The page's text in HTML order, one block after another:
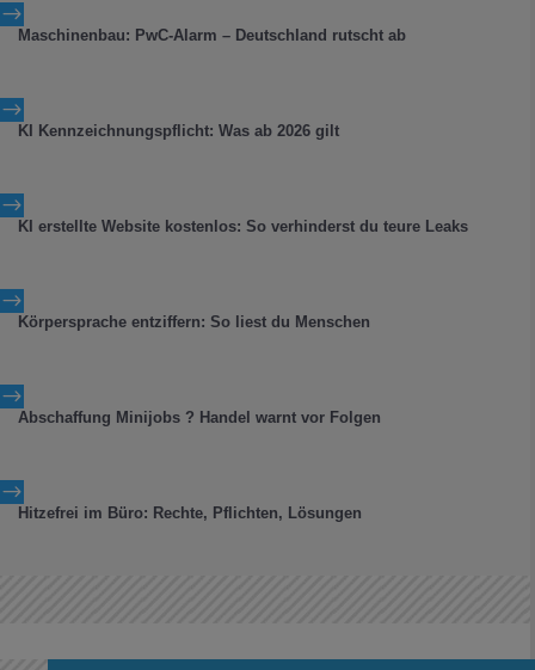
$
Maschinenbau: PwC-Alarm – Deutschland rutscht ab
$
KI Kennzeichnungspflicht: Was ab 2026 gilt
$
KI erstellte Website kostenlos: So verhinderst du teure Leaks
$
Körpersprache entziffern: So liest du Menschen
$
Abschaffung Minijobs ? Handel warnt vor Folgen
$
Hitzefrei im Büro: Rechte, Pflichten, Lösungen